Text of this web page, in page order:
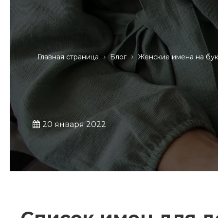
Главная страница Блог Женские имена на
20 января 2022